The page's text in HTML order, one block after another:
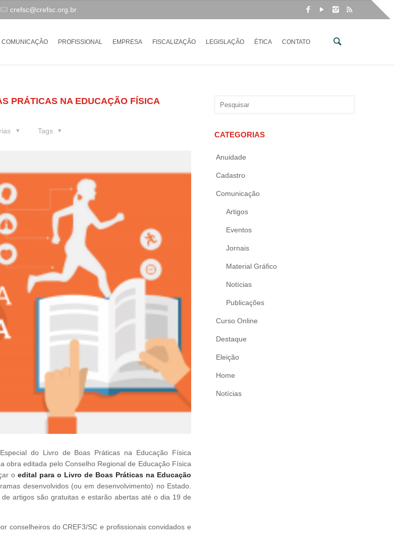
crefsc@crefsc.org.br
COMUNICAÇÃO PROFISSIONAL EMPRESA FISCALIZAÇÃO LEGISLAÇÃO ÉTICA CONTATO
PRÁTICAS NA EDUCAÇÃO FÍSICA
Tags
do Livro de Boas Práticas na Educação Física
editada pelo Conselho Regional de Educação Física
oedital para o Livro de Boas Práticas na Educação
desenvolvidos (ou em desenvolvimento) no Estado.
artigos são gratuitas e estarão abertas até o dia 19 de
conselheiros do CREF3/SC e profissionais convidados e
CATEGORIAS
Anuidade
Cadastro
Comunicação
Artigos
Eventos
Jornais
Material Gráfico
Notícias
Publicações
Curso Online
Destaque
Eleição
Home
Notícias